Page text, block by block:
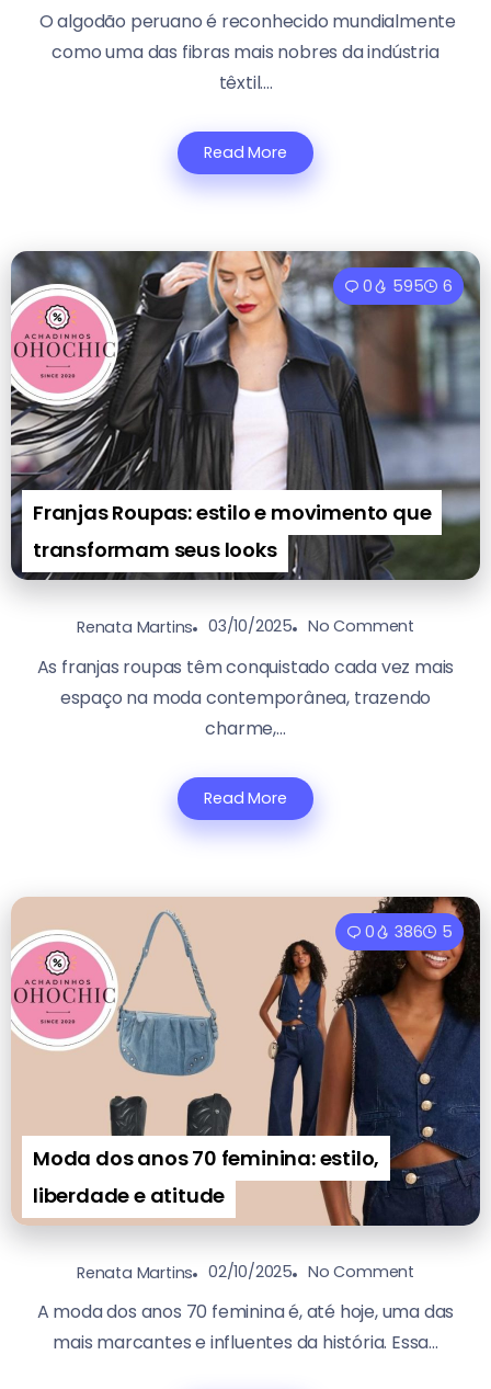
O algodão peruano é reconhecido mundialmente
como uma das fibras mais nobres da indústria
têxtil....
Read More
Franjas Roupas: estilo e movimento que
transformam seus looks
0 595 6
Renata Martins 03/10/2025 No Comment
As franjas roupas têm conquistado cada vez mais
espaço na moda contemporânea, trazendo
charme,...
Read More
Moda dos anos 70 feminina: estilo,
liberdade e atitude
0 386 5
Renata Martins 02/10/2025 No Comment
A moda dos anos 70 feminina é, até hoje, uma das
mais marcantes e influentes da história. Essa...